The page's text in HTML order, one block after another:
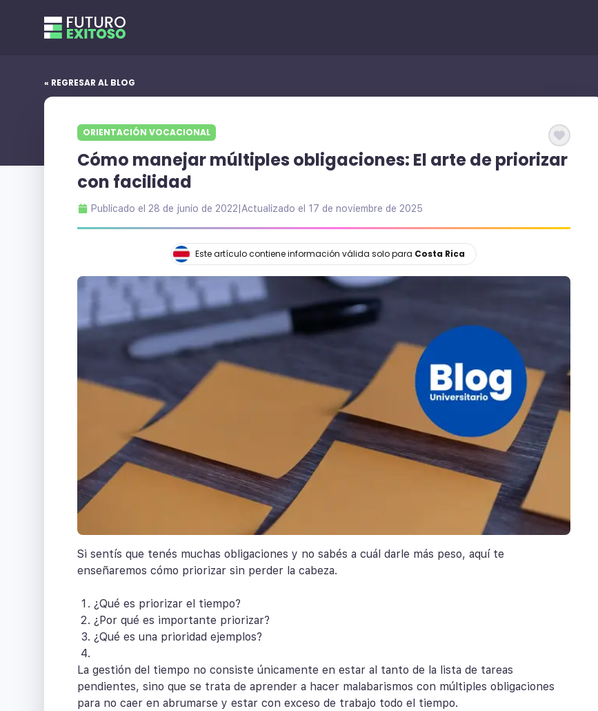
« REGRESAR AL BLOG
ORIENTACIÓN VOCACIONAL
Cómo manejar múltiples obligaciones: El arte de priorizar
con facilidad
Publicado el 28 de junio de 2022 Actualizado el 17 de noviembre de 2025
Este artículo contiene información válida solo para Costa Rica
Si sentís que tenés muchas obligaciones y no sabés a cuál darle más peso, aquí te
enseñaremos cómo priorizar sin perder la cabeza.
¿Qué es priorizar el tiempo?
¿Por qué es importante priorizar?
¿Qué es una prioridad ejemplos?
La gestión del tiempo no consiste únicamente en estar al tanto de la lista de tareas
pendientes, sino que se trata de aprender a hacer malabarismos con múltiples obligaciones
para no caer en abrumarse y estar con exceso de trabajo todo el tiempo.